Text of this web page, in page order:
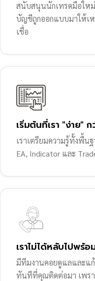
สนับสนุนนักเทรดมือให
บัญชีถูกออกแบบมาให้เ
เชื่อ
เริ่มต้นที่เรา "ง่าย"
เราเตรียมความรู้ทั้งพื้น
EA, Indicator และ
เราไม่ได้หลับไปพร้
มีทีมงานคอยดูแลและแ
ทันทีที่คุณติดต่อมา เพร